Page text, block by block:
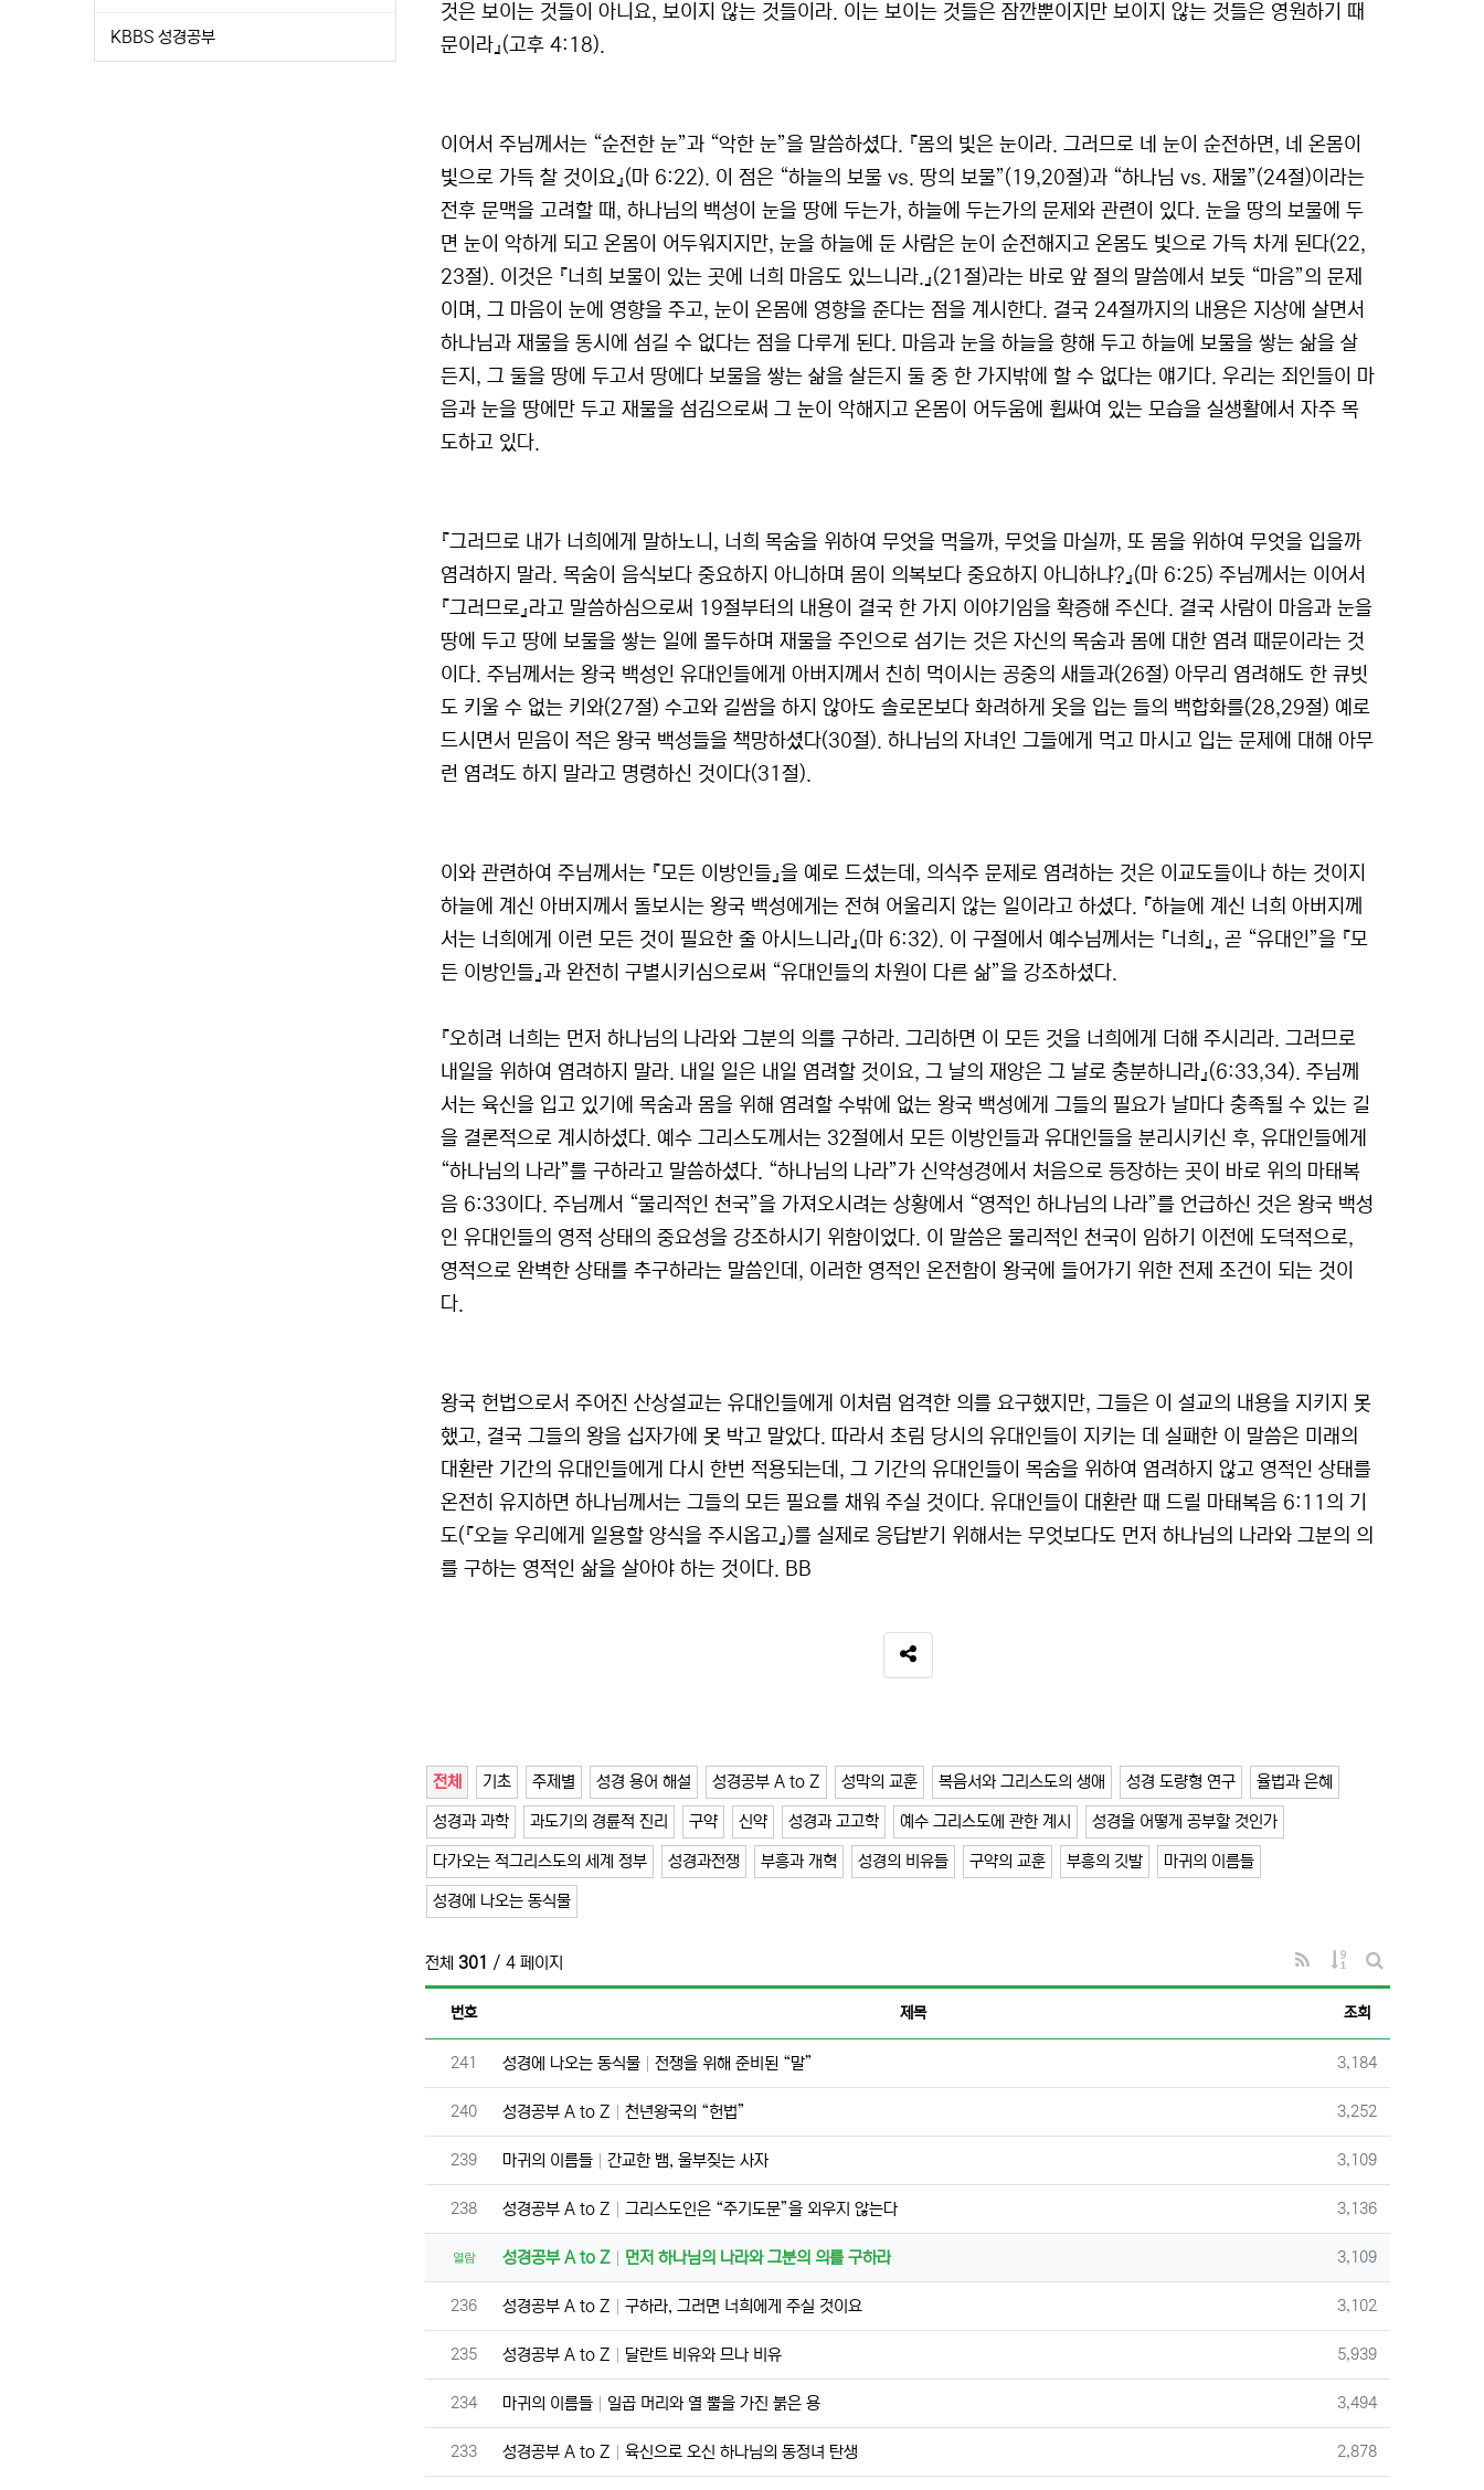
것은 보이는 것들이 아니요, 보이지 않는 것들이라. 이는 보이는 것들은 잠깐뿐이지만 보이지 않는 것들은 영원하기 때
문이라』(고후 4:18).
이어서 주님께서는 “순전한 눈”과 “악한 눈”을 말씀하셨다. 『몸의 빛은 눈이라. 그러므로 네 눈이 순전하면, 네 온몸이
빛으로 가득 찰 것이요』(마 6:22). 이 점은 “하늘의 보물 vs. 땅의 보물”(19,20절)과 “하나님 vs. 재물”(24절)이라는
전후 문맥을 고려할 때, 하나님의 백성이 눈을 땅에 두는가, 하늘에 두는가의 문제와 관련이 있다. 눈을 땅의 보물에 두
면 눈이 악하게 되고 온몸이 어두워지지만, 눈을 하늘에 둔 사람은 눈이 순전해지고 온몸도 빛으로 가득 차게 된다(22,
23절). 이것은 『너희 보물이 있는 곳에 너희 마음도 있느니라.』(21절)라는 바로 앞 절의 말씀에서 보듯 “마음”의 문제
이며, 그 마음이 눈에 영향을 주고, 눈이 온몸에 영향을 준다는 점을 계시한다. 결국 24절까지의 내용은 지상에 살면서
하나님과 재물을 동시에 섬길 수 없다는 점을 다루게 된다. 마음과 눈을 하늘을 향해 두고 하늘에 보물을 쌓는 삶을 살
든지, 그 둘을 땅에 두고서 땅에다 보물을 쌓는 삶을 살든지 둘 중 한 가지밖에 할 수 없다는 얘기다. 우리는 죄인들이 마
음과 눈을 땅에만 두고 재물을 섬김으로써 그 눈이 악해지고 온몸이 어두움에 휩싸여 있는 모습을 실생활에서 자주 목
도하고 있다.
『그러므로 내가 너희에게 말하노니, 너희 목숨을 위하여 무엇을 먹을까, 무엇을 마실까, 또 몸을 위하여 무엇을 입을까
염려하지 말라. 목숨이 음식보다 중요하지 아니하며 몸이 의복보다 중요하지 아니하냐?』(마 6:25) 주님께서는 이어서
『그러므로』라고 말씀하심으로써 19절부터의 내용이 결국 한 가지 이야기임을 확증해 주신다. 결국 사람이 마음과 눈을
땅에 두고 땅에 보물을 쌓는 일에 몰두하며 재물을 주인으로 섬기는 것은 자신의 목숨과 몸에 대한 염려 때문이라는 것
이다. 주님께서는 왕국 백성인 유대인들에게 아버지께서 친히 먹이시는 공중의 새들과(26절) 아무리 염려해도 한 큐빗
도 키울 수 없는 키와(27절) 수고와 길쌈을 하지 않아도 솔로몬보다 화려하게 옷을 입는 들의 백합화를(28,29절) 예로
드시면서 믿음이 적은 왕국 백성들을 책망하셨다(30절). 하나님의 자녀인 그들에게 먹고 마시고 입는 문제에 대해 아무
런 염려도 하지 말라고 명령하신 것이다(31절).
이와 관련하여 주님께서는 『모든 이방인들』을 예로 드셨는데, 의식주 문제로 염려하는 것은 이교도들이나 하는 것이지
하늘에 계신 아버지께서 돌보시는 왕국 백성에게는 전혀 어울리지 않는 일이라고 하셨다. 『하늘에 계신 너희 아버지께
서는 너희에게 이런 모든 것이 필요한 줄 아시느니라』(마 6:32). 이 구절에서 예수님께서는 『너희』, 곧 “유대인”을 『모
든 이방인들』과 완전히 구별시키심으로써 “유대인들의 차원이 다른 삶”을 강조하셨다.
『오히려 너희는 먼저 하나님의 나라와 그분의 의를 구하라. 그리하면 이 모든 것을 너희에게 더해 주시리라. 그러므로
내일을 위하여 염려하지 말라. 내일 일은 내일 염려할 것이요, 그 날의 재앙은 그 날로 충분하니라』(6:33,34). 주님께
서는 육신을 입고 있기에 목숨과 몸을 위해 염려할 수밖에 없는 왕국 백성에게 그들의 필요가 날마다 충족될 수 있는 길
을 결론적으로 계시하셨다. 예수 그리스도께서는 32절에서 모든 이방인들과 유대인들을 분리시키신 후, 유대인들에게
“하나님의 나라”를 구하라고 말씀하셨다. “하나님의 나라”가 신약성경에서 처음으로 등장하는 곳이 바로 위의 마태복
음 6:33이다. 주님께서 “물리적인 천국”을 가져오시려는 상황에서 “영적인 하나님의 나라”를 언급하신 것은 왕국 백성
인 유대인들의 영적 상태의 중요성을 강조하시기 위함이었다. 이 말씀은 물리적인 천국이 임하기 이전에 도덕적으로,
영적으로 완벽한 상태를 추구하라는 말씀인데, 이러한 영적인 온전함이 왕국에 들어가기 위한 전제 조건이 되는 것이
다.
왕국 헌법으로서 주어진 산상설교는 유대인들에게 이처럼 엄격한 의를 요구했지만, 그들은 이 설교의 내용을 지키지 못
했고, 결국 그들의 왕을 십자가에 못 박고 말았다. 따라서 초림 당시의 유대인들이 지키는 데 실패한 이 말씀은 미래의
대환란 기간의 유대인들에게 다시 한번 적용되는데, 그 기간의 유대인들이 목숨을 위하여 염려하지 않고 영적인 상태를
온전히 유지하면 하나님께서는 그들의 모든 필요를 채워 주실 것이다. 유대인들이 대환란 때 드릴 마태복음 6:11의 기
도(『오늘 우리에게 일용할 양식을 주시옵고』)를 실제로 응답받기 위해서는 무엇보다도 먼저 하나님의 나라와 그분의 의
를 구하는 영적인 삶을 살아야 하는 것이다. BB
SNS 공유
전체 기초 주제별 성경 용어 해설 성경공부 A to Z 성막의 교훈 복음서와 그리스도의 생애 성경 도량형 연구 율법과 은혜
성경과 과학 과도기의 경륜적 진리 구약 신약 성경과 고고학 예수 그리스도에 관한 계시 성경을 어떻게 공부할 것인가
다가오는 적그리스도의 세계 정부 성경과전쟁 부흥과 개혁 성경의 비유들 구약의 교훈 부흥의 깃발 마귀의 이름들
성경에 나오는 동식물
전체 301 / 4 페이지 RSS
게시물 정렬
게시판 검색
번호
제목 조회
번호
241 성경에 나오는 동식물 전쟁을 위해 준비된 “말” 조회
3,184
번호
240 성경공부 A to Z 천년왕국의 “헌법” 조회
3,252
번호
239 마귀의 이름들 간교한 뱀, 울부짖는 사자 조회
3,109
번호
238 성경공부 A to Z 그리스도인은 “주기도문”을 외우지 않는다 조회
3,136
열람 성경공부 A to Z 먼저 하나님의 나라와 그분의 의를 구하라 조회
3,109
번호
236 성경공부 A to Z 구하라, 그러면 너희에게 주실 것이요 조회
3,102
번호
235 성경공부 A to Z 달란트 비유와 므나 비유 조회
5,939
번호
234 마귀의 이름들 일곱 머리와 열 뿔을 가진 붉은 용 조회
3,494
번호
233 성경공부 A to Z 육신으로 오신 하나님의 동정녀 탄생 조회
2,878
KBBS 성경공부